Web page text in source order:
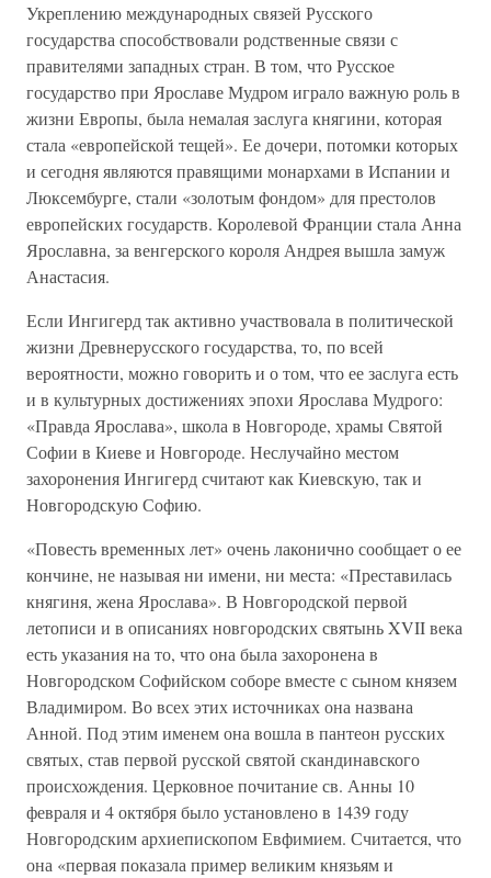
Укреплению международных связей Русского
государства способствовали родственные связи с
правителями западных стран. В том, что Русское
государство при Ярославе Мудром играло важную роль в
жизни Европы, была немалая заслуга княгини, которая
стала «европейской тещей». Ее дочери, потомки которых
и сегодня являются правящими монархами в Испании и
Люксембурге, стали «золотым фондом» для престолов
европейских государств. Королевой Франции стала Анна
Ярославна, за венгерского короля Андрея вышла замуж
Анастасия.
Если Ингигерд так активно участвовала в политической
жизни Древнерусского государства, то, по всей
вероятности, можно говорить и о том, что ее заслуга есть
и в культурных достижениях эпохи Ярослава Мудрого:
«Правда Ярослава», школа в Новгороде, храмы Святой
Софии в Киеве и Новгороде. Неслучайно местом
захоронения Ингигерд считают как Киевскую, так и
Новгородскую Софию.
«Повесть временных лет» очень лаконично сообщает о ее
кончине, не называя ни имени, ни места: «Преставилась
княгиня, жена Ярослава». В Новгородской первой
летописи и в описаниях новгородских святынь XVII века
есть указания на то, что она была захоронена в
Новгородском Софийском соборе вместе с сыном князем
Владимиром. Во всех этих источниках она названа
Анной. Под этим именем она вошла в пантеон русских
святых, став первой русской святой скандинавского
происхождения. Церковное почитание св. Анны 10
февраля и 4 октября было установлено в 1439 году
Новгородским архиепископом Евфимием. Считается, что
она «первая показала пример великим князьям и